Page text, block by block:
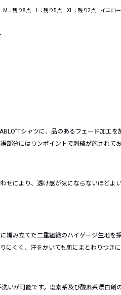
M：残り8点 L：残り5点 XL：残り2点 イエ
シャツに、品のあるフェード加工
部分にはワンポイントで刺繍が施されて
せにより、透け感が気にならないほどよ
編み立てた二重組織のハイゲージ生地
にくく、汗をかいても肌にまとわりつきに
いが可能です。塩素系及び酸素系漂白